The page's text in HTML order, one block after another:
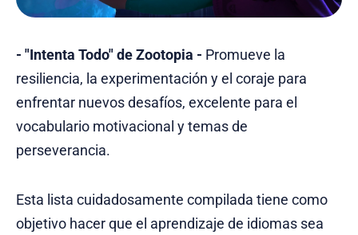
- "Intenta Todo" de Zootopia - Promueve la
resiliencia, la experimentación y el coraje para
enfrentar nuevos desafíos, excelente para el
vocabulario motivacional y temas de
perseverancia.
Esta lista cuidadosamente compilada tiene como
objetivo hacer que el aprendizaje de idiomas sea